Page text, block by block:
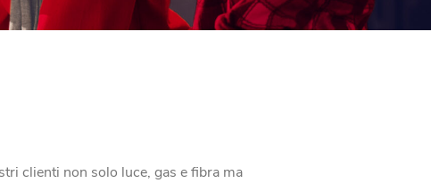
clienti non solo luce, gas e fibra ma